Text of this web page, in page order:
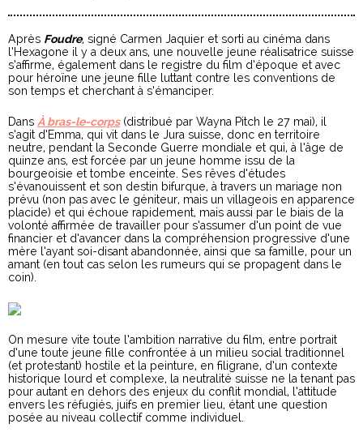
Après Foudre, signé Carmen Jaquier et sorti au cinéma dans
l’Hexagone il y a deux ans, une nouvelle jeune réalisatrice suisse
s’affirme, également dans le registre du film d’époque et avec
pour héroïne une jeune fille luttant contre les conventions de
son temps et cherchant à s’émanciper.
Dans À bras-le-corps(distribué par Wayna Pitch le 27 mai), il
s’agit d’Emma, qui vit dans le Jura suisse, donc en territoire
neutre, pendant la Seconde Guerre mondiale et qui, à l’âge de
quinze ans, est forcée par un jeune homme issu de la
bourgeoisie et tombe enceinte. Ses rêves d’études
s’évanouissent et son destin bifurque, à travers un mariage non
prévu (non pas avec le géniteur, mais un villageois en apparence
placide) et qui échoue rapidement, mais aussi par le biais de la
volonté affirmée de travailler pour s’assumer d’un point de vue
financier et d’avancer dans la compréhension progressive d’une
mère l’ayant soi-disant abandonnée, ainsi que sa famille, pour un
amant (en tout cas selon les rumeurs qui se propagent dans le
coin).
On mesure vite toute l’ambition narrative du film, entre portrait
d’une toute jeune fille confrontée à un milieu social traditionnel
(et protestant) hostile et la peinture, en filigrane, d’un contexte
historique lourd et complexe, la neutralité suisse ne la tenant pas
pour autant en dehors des enjeux du conflit mondial, l’attitude
envers les réfugiés, juifs en premier lieu, étant une question
posée au niveau collectif comme individuel.